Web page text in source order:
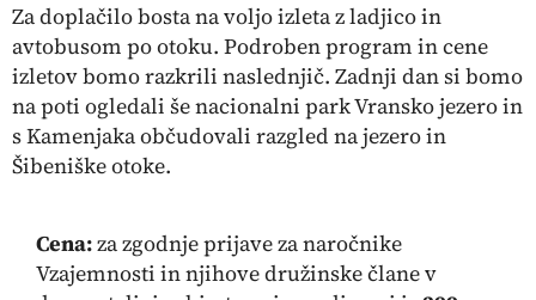
Za doplačilo bosta na voljo izleta z ladjico in
avtobusom po otoku. Podroben program in cene
izletov bomo razkrili naslednjič. Zadnji dan si bomo
na poti ogledali še nacionalni park Vransko jezero in
s Kamenjaka občudovali razgled na jezero in
Šibeniške otoke.
Cena:za zgodnje prijave za naročnike
Vzajemnosti in njihove družinske člane v